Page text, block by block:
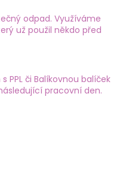
odpad. Využíváme
už použil někdo před
PPL či Balíkovnou balíček
pracovní den.